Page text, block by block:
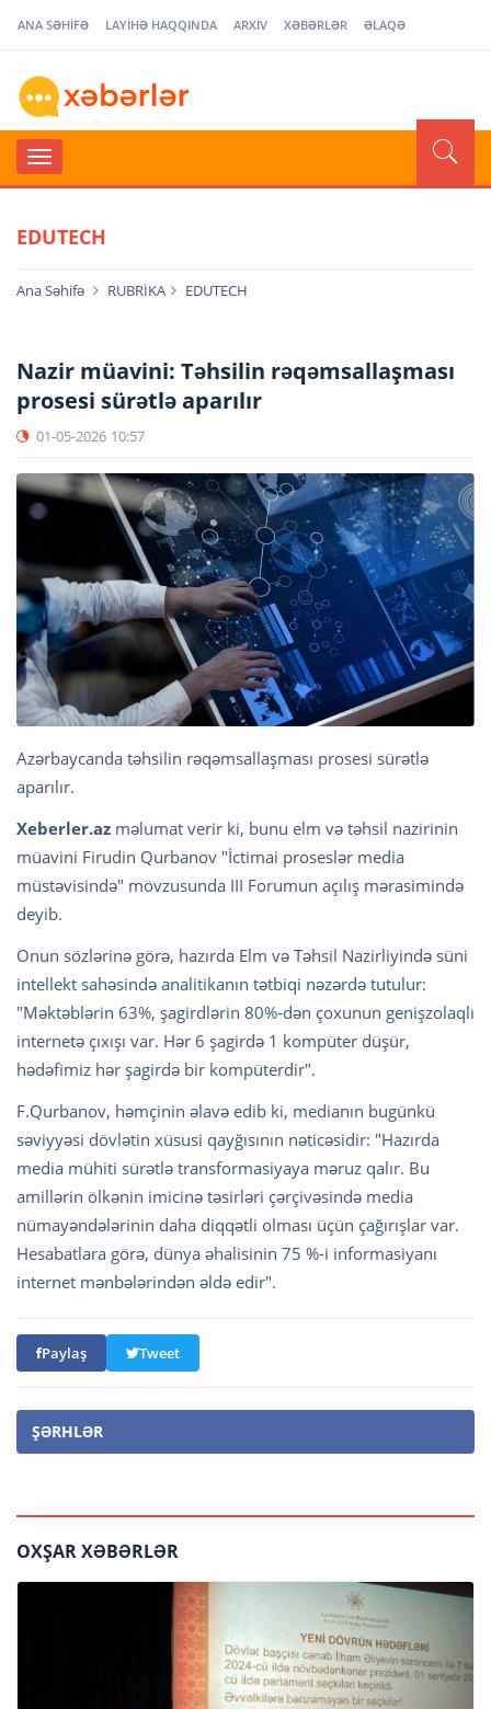
ANA SƏHİFƏ LAYİHƏ HAQQINDA ARXİV XƏBƏRLƏR ƏLAQƏ
EDUTECH
Ana Səhifə RUBRİKA EDUTECH
Nazir müavini: Təhsilin rəqəmsallaşması
prosesi sürətlə aparılır
01-05-2026 10:57
Azərbaycanda təhsilin rəqəmsallaşması prosesi sürətlə
aparılır.
Xeberler.az məlumat verir ki, bunu elm və təhsil nazirinin
müavini Firudin Qurbanov "İctimai proseslər media
müstəvisində" mövzusunda III Forumun açılış mərasimində
deyib.
Onun sözlərinə görə, hazırda Elm və Təhsil Nazirliyində süni
intellekt sahəsində analitikanın tətbiqi nəzərdə tutulur:
"Məktəblərin 63%, şagirdlərin 80%-dən çoxunun genişzolaqlı
internetə çıxışı var. Hər 6 şagirdə 1 kompüter düşür,
hədəfimiz hər şagirdə bir kompüterdir".
F.Qurbanov, həmçinin əlavə edib ki, medianın bugünkü
səviyyəsi dövlətin xüsusi qayğısının nəticəsidir: "Hazırda
media mühiti sürətlə transformasiyaya məruz qalır. Bu
amillərin ölkənin imicinə təsirləri çərçivəsində media
nümayəndələrinin daha diqqətli olması üçün çağırışlar var.
Hesabatlara görə, dünya əhalisinin 75 %-i informasiyanı
internet mənbələrindən əldə edir".
Paylaş Tweet
ŞƏRHLƏR
OXŞAR XƏBƏRLƏR